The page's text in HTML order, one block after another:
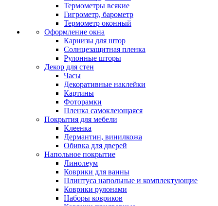
Термометры всякие
Гигрометр, барометр
Термометр оконный
Оформление окна
Карнизы для штор
Солнцезащитная пленка
Рулонные шторы
Декор для стен
Часы
Декоративные наклейки
Картины
Фоторамки
Пленка самоклеющаяся
Покрытия для мебели
Клеенка
Дермантин, винилкожа
Обивка для дверей
Напольное покрытие
Линолеум
Коврики для ванны
Плинтуса напольные и комплектующие
Коврики рулонами
Наборы ковриков